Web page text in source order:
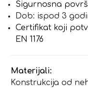
Sigurnosna
Dob: ispod 3
Certifikat koji
EN 1176
Materijali:
Konstrukcija od